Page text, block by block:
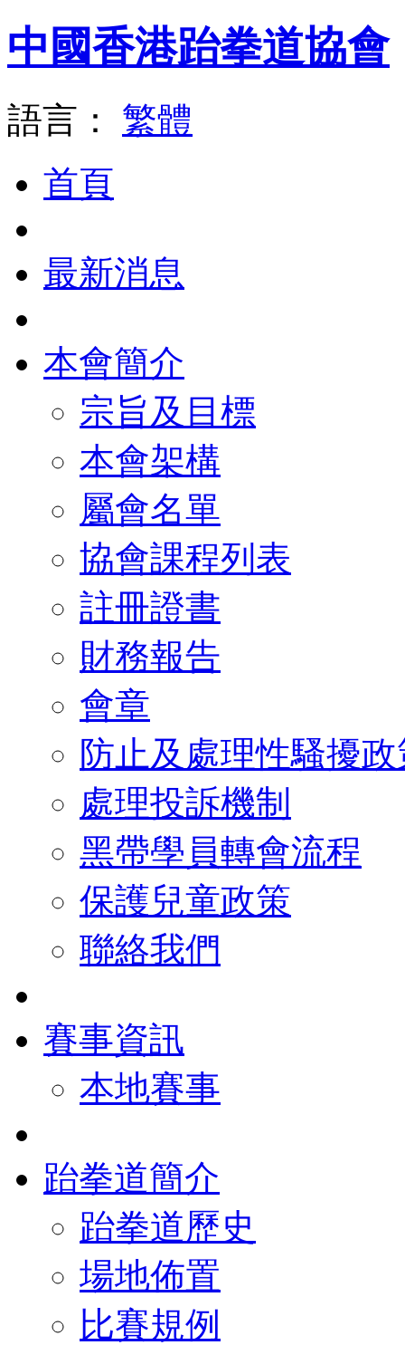
中國香港跆拳道協會
語言： 繁體
首頁
最新消息
本會簡介
宗旨及目標
本會架構
屬會名單
協會課程列表
註冊證書
財務報告
會章
防止及處理性騷擾
處理投訴機制
黑帶學員轉會流程
保護兒童政策
聯絡我們
賽事資訊
本地賽事
跆拳道簡介
跆拳道歷史
場地佈置
比賽規例